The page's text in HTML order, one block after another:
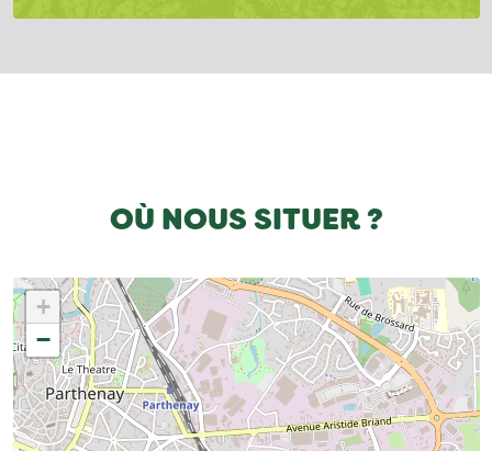
OÙ NOUS SITUER ?
+
−